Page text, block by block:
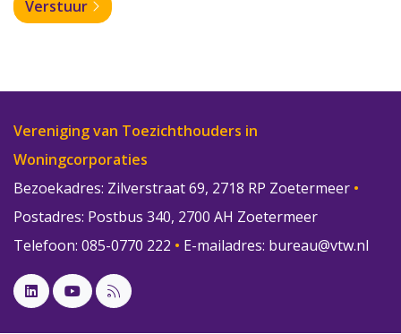
Verstuur
Vereniging van Toezichthouders in
Woningcorporaties
Bezoekadres: Zilverstraat 69, 2718 RP Zoetermeer •
Postadres: Postbus 340, 2700 AH Zoetermeer
Telefoon: 085-0770 222 • E-mailadres: bureau@vtw.nl